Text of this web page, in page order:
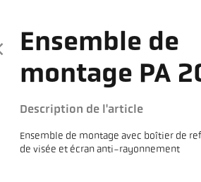
Ensemble de
montage PA
Description de l'article
Ensemble de montage avec boîtier de
de visée et écran anti-rayonnement